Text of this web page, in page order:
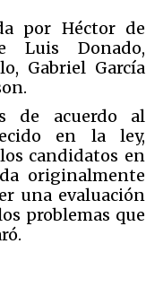
por Héctor de
Luis Donado,
Gabriel García
de acuerdo al
en la ley,
candidatos en
originalmente
una evaluación
problemas que